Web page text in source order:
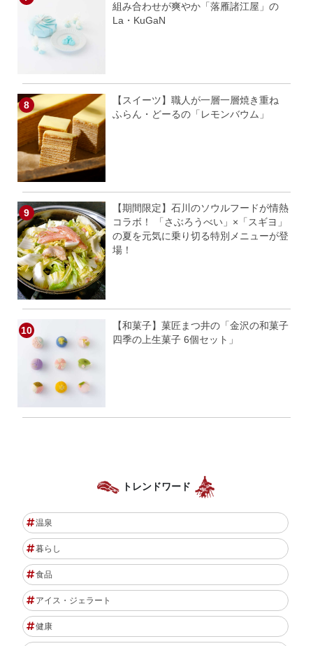
組み合わせが爽やか「落雁諸江屋」の
La・KuGaN
【スイーツ】職人が一層一層焼き重ね
ふらん・どーるの「レモンバウム」
【期間限定】石川のソウルフードが情熱
コラボ！ 「さぶろうべい」×「スギヨ」
の夏を元気に乗り切る特別メニューが登
場！
【和菓子】菓匠まつ井の「金沢の和菓子
四季の上生菓子 6個セット」
トレンドワード
温泉
暮らし
食品
アイス・ジェラート
健康